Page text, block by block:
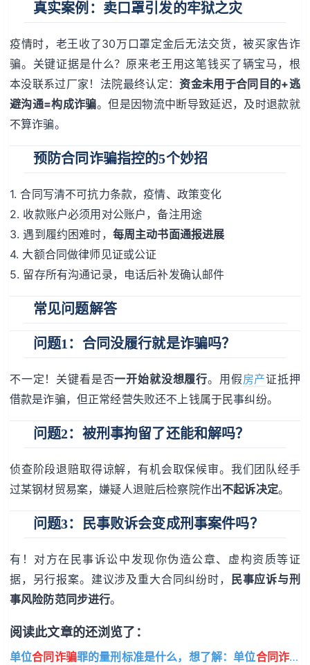
真实案例：卖口罩引发的牢狱之灾
疫情时，老王收了30万口罩定金后无法交货，被买家告诈
骗。关键证据是什么？原来老王用这笔钱买了辆宝马，根
本没联系过厂家！法院最终认定：资金未用于合同目的+逃
避沟通=构成诈骗。但是因物流中断导致延迟，及时退款就
不算诈骗。
预防合同诈骗指控的5个妙招
1. 合同写清不可抗力条款，疫情、政策变化
2. 收款账户必须用对公账户，备注用途
3. 遇到履约困难时， 每周主动书面通报进展
4. 大额合同做律师见证或公证
5. 留存所有沟通记录，电话后补发确认邮件
常见问题解答
问题1：合同没履行就是诈骗吗？
不一定！关键看是否一开始就没想履行。用假房产证抵押
借款是诈骗，但正常经营失败还不上钱属于民事纠纷。
问题2：被刑事拘留了还能和解吗？
侦查阶段退赔取得谅解，有机会取保候审。我们团队经手
过某钢材贸易案，嫌疑人退赃后检察院作出不起诉决定。
问题3：民事败诉会变成刑事案件吗？
有！对方在民事诉讼中发现你伪造公章、虚构资质等证
据，另行报案。建议涉及重大合同纠纷时，
民事应诉与刑
事风险防范同步进行。
阅读此文章的还浏览了：
单位合同诈骗罪的量刑标准是什么，想了解：单位合同诈骗